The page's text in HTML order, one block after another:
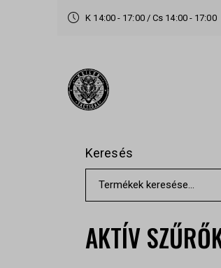
K 14:00 - 17:00 / Cs 14:00 - 17:00
Keresés
AKTÍV